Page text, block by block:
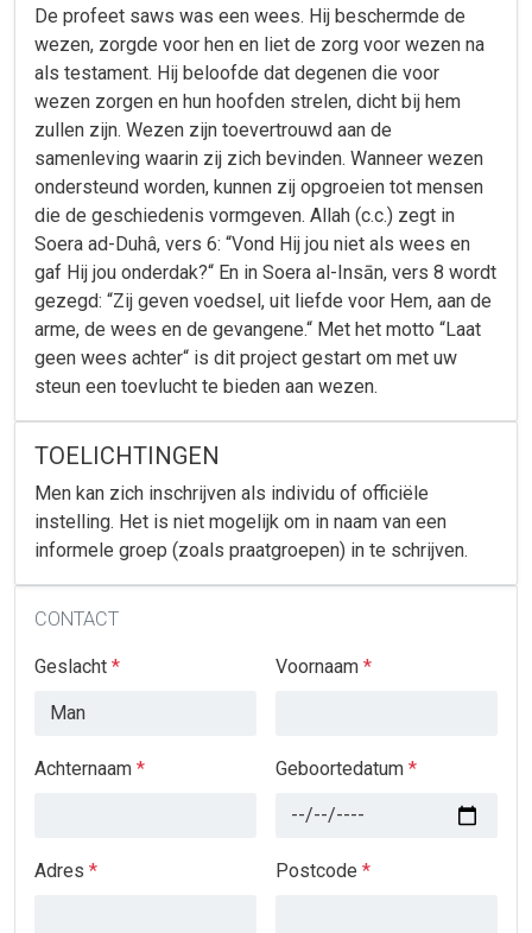
De profeet saws was een wees. Hij beschermde de
wezen, zorgde voor hen en liet de zorg voor wezen na
als testament. Hij beloofde dat degenen die voor
wezen zorgen en hun hoofden strelen, dicht bij hem
zullen zijn. Wezen zijn toevertrouwd aan de
samenleving waarin zij zich bevinden. Wanneer wezen
ondersteund worden, kunnen zij opgroeien tot mensen
die de geschiedenis vormgeven. Allah (c.c.) zegt in
Soera ad-Duhâ, vers 6: “Vond Hij jou niet als wees en
gaf Hij jou onderdak?“ En in Soera al-Insān, vers 8 wordt
gezegd: “Zij geven voedsel, uit liefde voor Hem, aan de
arme, de wees en de gevangene.“ Met het motto “Laat
geen wees achter“ is dit project gestart om met uw
steun een toevlucht te bieden aan wezen.
TOELICHTINGEN
Men kan zich inschrijven als individu of officiële
instelling. Het is niet mogelijk om in naam van een
informele groep (zoals praatgroepen) in te schrijven.
CONTACT
Geslacht * Voornaam *
Achternaam * Geboortedatum *
Adres * Postcode *